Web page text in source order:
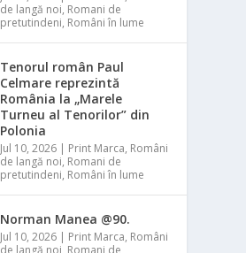
de langă noi, Romani de
pretutindeni, Români în lume
Tenorul român Paul
Celmare reprezintă
România la „Marele
Turneu al Tenorilor” din
Polonia
Jul 10, 2026 | Print Marca, Români
de langă noi, Romani de
pretutindeni, Români în lume
Norman Manea @90.
Jul 10, 2026 | Print Marca, Români